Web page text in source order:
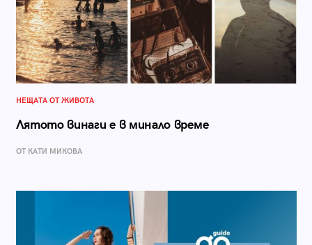
НЕЩАТА ОТ ЖИВОТА
Лятото винаги е в минало време
ОТ КАТИ МИКОВА